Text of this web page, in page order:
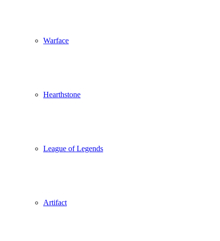
Warface
Hearthstone
League of Legends
Artifact